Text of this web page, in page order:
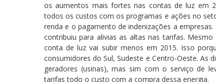
os aumentos mais fortes nas contas de luz em
todos os custos com os programas e ações no
renda e o pagamento de indenizações a
contribuiu para alivias as altas nas tarifas.
conta de luz vai subir menos em 2015. Isso
consumidores do Sul, Sudeste e Centro-Oeste. As
geradores (usinas), mas sim com o serviço de
tarifas todo o custo com a compra dessa energia.